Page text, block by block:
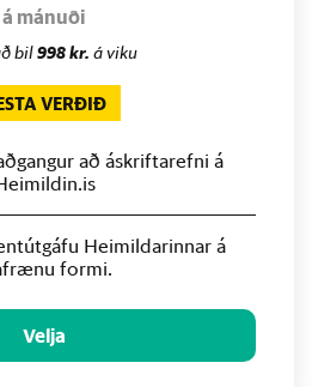
á mánuði
bil998 kr. á viku
VERÐIÐ
að áskriftarefni á
Heimildarinnar á
formi.
Velja